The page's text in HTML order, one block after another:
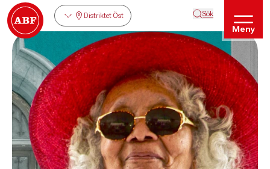
Distriktet Öst Sök
Meny